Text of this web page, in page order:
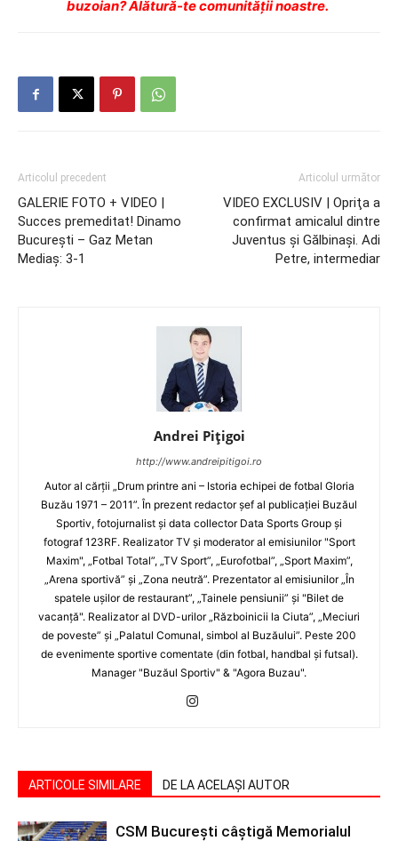
buzoian? Alătură-te comunității noastre.
Articolul precedent
GALERIE FOTO + VIDEO |
Succes premeditat! Dinamo
Bucureşti – Gaz Metan
Mediaş: 3-1
Articolul următor
VIDEO EXCLUSIV | Opriţa a
confirmat amicalul dintre
Juventus şi Gălbinaşi. Adi
Petre, intermediar
Andrei Pițigoi
http://www.andreipitigoi.ro
Autor al cărţii „Drum printre ani – Istoria echipei de fotbal Gloria
Buzău 1971 – 2011”. În prezent redactor şef al publicaţiei Buzăul
Sportiv, fotojurnalist şi data collector Data Sports Group şi
fotograf 123RF. Realizator TV şi moderator al emisiunilor "Sport
Maxim", „Fotbal Total”, „TV Sport”, „Eurofotbal”, „Sport Maxim”,
„Arena sportivă” şi „Zona neutră”. Prezentator al emisiunilor „În
spatele uşilor de restaurant”, „Tainele pensiunii” şi "Bilet de
vacanţă". Realizator al DVD-urilor „Războinicii la Ciuta”, „Meciuri
de poveste” şi „Palatul Comunal, simbol al Buzăului”. Peste 200
de evenimente sportive comentate (din fotbal, handbal şi futsal).
Manager "Buzăul Sportiv" & "Agora Buzau".
ARTICOLE SIMILARE DE LA ACELAȘI AUTOR
CSM București câștigă Memorialul